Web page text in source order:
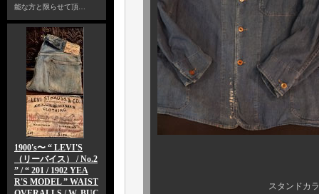
能な方と限らせて頂…
1900's〜 “ LEVI'S
（リーバイス） / No.2
” / “ 201 / 1902 YEA
R'S MODEL ” WAIST
スタンドカラーとラペル